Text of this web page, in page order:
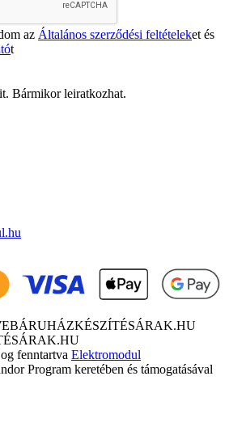
az Általános szerződési feltételeket és
t
Bármikor leiratkozhat.
fenntartva Elektromodul
Program keretében és támogatásával